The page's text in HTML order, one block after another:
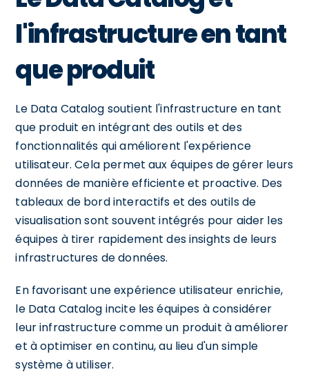
l'infrastructure en tant
que produit
Le Data Catalog soutient l'infrastructure en tant
que produit en intégrant des outils et des
fonctionnalités qui améliorent l'expérience
utilisateur. Cela permet aux équipes de gérer leurs
données de manière efficiente et proactive. Des
tableaux de bord interactifs et des outils de
visualisation sont souvent intégrés pour aider les
équipes à tirer rapidement des insights de leurs
infrastructures de données.
En favorisant une expérience utilisateur enrichie,
le Data Catalog incite les équipes à considérer
leur infrastructure comme un produit à améliorer
et à optimiser en continu, au lieu d'un simple
système à utiliser.